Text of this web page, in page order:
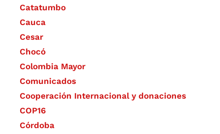
Catatumbo
Cauca
Cesar
Chocó
Colombia Mayor
Comunicados
Cooperación Internacional y donaciones
COP16
Córdoba